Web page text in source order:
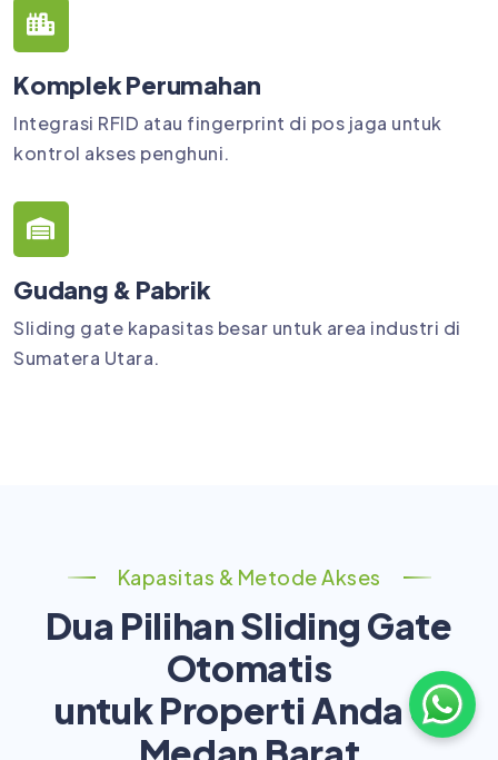
Komplek Perumahan
Integrasi RFID atau fingerprint di pos jaga untuk
kontrol akses penghuni.
Gudang & Pabrik
Sliding gate kapasitas besar untuk area industri di
Sumatera Utara.
Kapasitas & Metode Akses
Dua Pilihan Sliding Gate
Otomatis
untuk Properti Anda di